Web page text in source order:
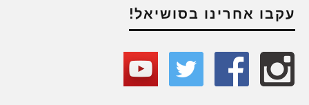
עקבו אחרינו בסושיאל!